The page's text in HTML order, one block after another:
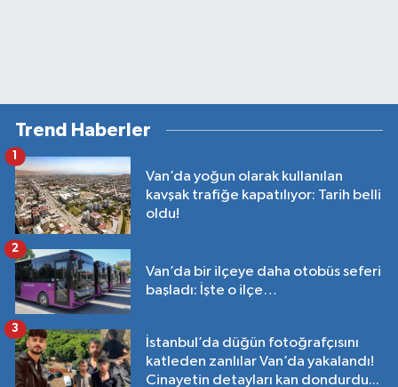
Trend Haberler
Van’da yoğun olarak kullanılan
kavşak trafiğe kapatılıyor: Tarih belli
oldu!
Van’da bir ilçeye daha otobüs seferi
başladı: İşte o ilçe…
2
İstanbul’da düğün fotoğrafçısını
katleden zanlılar Van’da yakalandı!
Cinayetin detayları kan dondurdu...
3